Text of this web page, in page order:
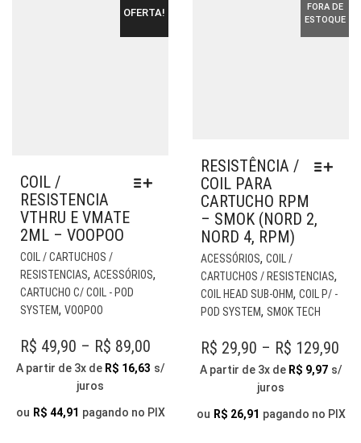
OFERTA!
COIL /
RESISTENCIA
VTHRU E VMATE
2ML – VOOPOO
COIL / CARTUCHOS /
RESISTENCIAS, ACESSÓRIOS,
CARTUCHO C/ COIL - POD
SYSTEM, VOOPOO
PRODUTO
OPÇÕES
PODEM
ESCOLHIDAS
R$ 49,90 – R$ 89,00
RANGE:
THROUGH
A partir de 3x de R$ 16,63 s/
juros
ou R$ 44,91 pagando no PIX
FORA DE
ESTOQUE
RESISTÊNCIA /
COIL PARA
CARTUCHO RPM
– SMOK (NORD 2,
NORD 4, RPM)
ACESSÓRIOS, COIL /
CARTUCHOS / RESISTENCIAS,
COIL HEAD SUB-OHM, COIL P/ -
POD SYSTEM, SMOK TECH
R$ 29,90 – R$ 129,90
A partir de 3x de R$ 9,97 s/
juros
ou R$ 26,91 pagando no PIX